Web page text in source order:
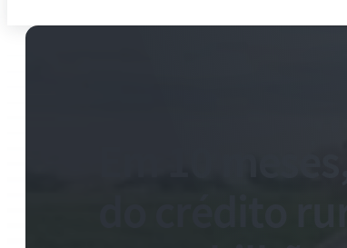
do crédito